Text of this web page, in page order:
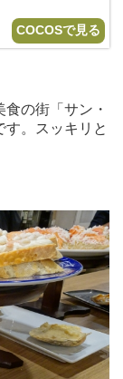
COCOSで見る
の街「サン・
。スッキリと